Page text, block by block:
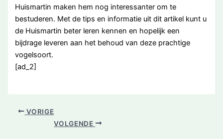
Huismartin maken hem nog interessanter om te
bestuderen. Met de tips en informatie uit dit artikel kunt u
de Huismartin beter leren kennen en hopelijk een
bijdrage leveren aan het behoud van deze prachtige
vogelsoort.
[ad_2]
VORIGE
VOLGENDE